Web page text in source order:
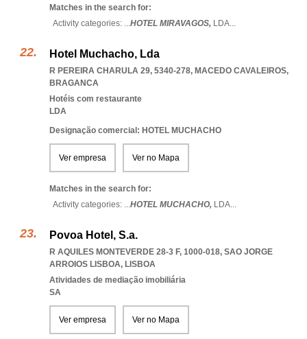
Matches in the search for:
Activity categories: ...HOTEL MIRAVAGOS, LDA...
Hotel Muchacho, Lda
R PEREIRA CHARULA 29, 5340-278, MACEDO CAVALEIROS,
BRAGANCA
Hotéis com restaurante
LDA
Designação comercial: HOTEL MUCHACHO
Ver empresa Ver no Mapa
Matches in the search for:
Activity categories: ...HOTEL MUCHACHO, LDA...
Povoa Hotel, S.a.
R AQUILES MONTEVERDE 28-3 F, 1000-018, SAO JORGE
ARROIOS LISBOA, LISBOA
Atividades de mediação imobiliária
SA
Ver empresa Ver no Mapa